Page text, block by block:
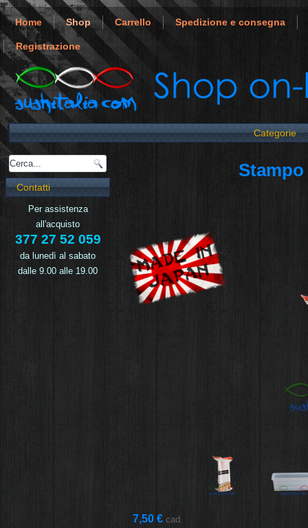
Home Shop Carrello Spedizione e consegna
Registrazione
Categorie
Contatti
Per assistenza
all'acquisto
377 27 52 059
da lunedì al sabato
dalle 9.00 alle 19.00
7,50 € cad.